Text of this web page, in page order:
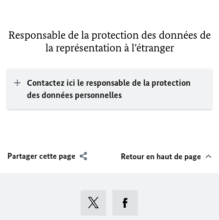
Responsable de la protection des données de
la représentation à l’étranger
Contactez ici le responsable de la protection
des données personnelles
Partager cette page Retour en haut de page